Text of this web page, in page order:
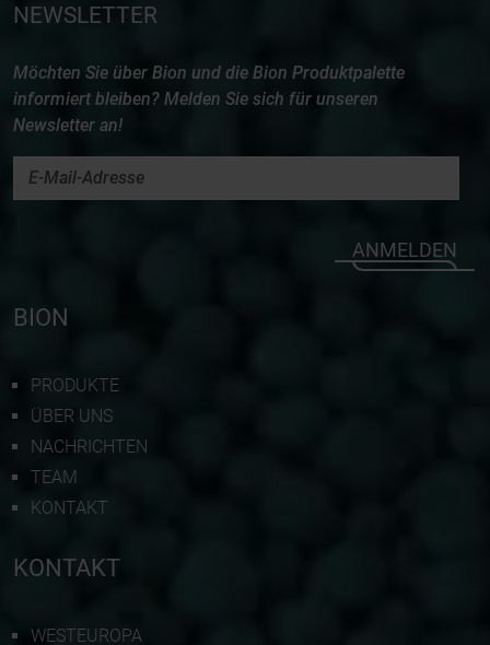
NEWSLETTER
Möchten Sie über Bion und die Bion Produktpalette
informiert bleiben? Melden Sie sich für unseren
Newsletter an!
ANMELDEN
BION
PRODUKTE
ÜBER UNS
NACHRICHTEN
TEAM
KONTAKT
KONTAKT
WESTEUROPA